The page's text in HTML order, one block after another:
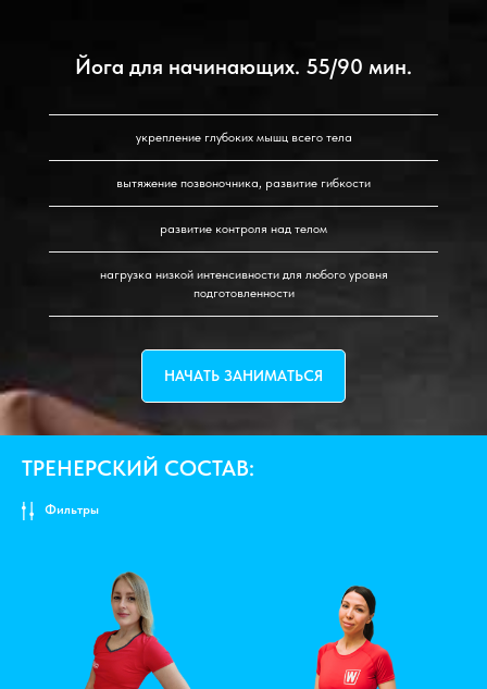
Йога для начинающих. 55/90 мин.
укрепление глубоких мышц всего тела
вытяжение позвоночника, развитие гибкости
развитие контроля над телом
нагрузка низкой интенсивности для любого уровня
подготовленности
НАЧАТЬ ЗАНИМАТЬСЯ
ТРЕНЕРСКИЙ СОСТАВ:
Фильтры